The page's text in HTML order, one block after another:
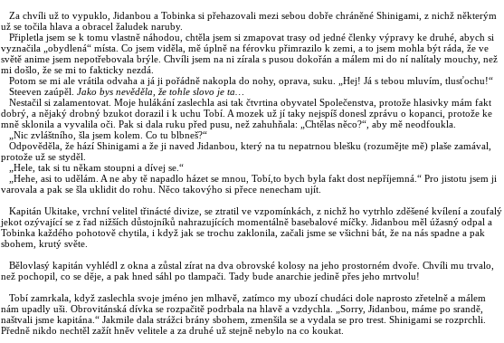
Za chvíli už to vypuklo, Jidanbou a Tobinka si přehazovali mezi sebou dobře chráněné Shinigami, z nichž některým
už se točila hlava a obracel žaludek naruby.
Připletla jsem se k tomu vlastně náhodou, chtěla jsem si zmapovat trasy od jedné členky výpravy ke druhé, abych si
vyznačila „obydlená“ místa. Co jsem viděla, mě úplně na férovku přimrazilo k zemi, a to jsem mohla být ráda, že ve
světě anime jsem nepotřebovala brýle. Chvíli jsem na ni zírala s pusou dokořán a málem mi do ní nalítaly mouchy, než
mi došlo, že se mi to fakticky nezdá.
Potom se mi ale vrátila odvaha a já ji pořádně nakopla do nohy, oprava, suku. „Hej! Já s tebou mluvím, tlusťochu!“
Steeven zaúpěl. Jako bys nevěděla, že tohle slovo je ta…
Nestačil si zalamentovat. Moje hulákání zaslechla asi tak čtvrtina obyvatel Společenstva, protože hlasivky mám fakt
dobrý, a nějaký drobný bzukot dorazil i k uchu Tobí. A mozek už jí taky nejspíš donesl zprávu o kopanci, protože ke
mně sklonila a vyvalila oči. Pak si dala ruku před pusu, než zahuhňala: „Chtělas něco?“, aby mě neodfoukla.
„Nic zvláštního, šla jsem kolem. Co tu blbneš?“
Odpověděla, že hází Shinigami a že ji naved Jidanbou, který na tu nepatrnou blešku (rozumějte mě) plaše zamával,
protože už se styděl.
„Hele, tak si tu někam stoupni a dívej se.“
„Hehe, asi to udělám. A ne aby tě napadlo házet se mnou, Tobí,to bych byla fakt dost nepříjemná.“ Pro jistotu jsem ji
varovala a pak se šla uklidit do rohu. Něco takovýho si přece nenecham ujít.
Kapitán Ukitake, vrchní velitel třinácté divize, se ztratil ve vzpomínkách, z nichž ho vytrhlo zděšené kvílení a zoufalý
jekot ozývající se z řad nižších důstojníků nahrazujících momentálně basebalové míčky. Jidanbou měl úžasný odpal a
Tobinka každého pohotově chytila, i když jak se trochu zaklonila, začali jsme se všichni bát, že na nás spadne a pak
sbohem, krutý světe.
Bělovlasý kapitán vyhlédl z okna a zůstal zírat na dva obrovské kolosy na jeho prostorném dvoře. Chvíli mu trvalo,
než pochopil, co se děje, a pak hned sáhl po tlampači. Tady bude anarchie jedině přes jeho mrtvolu!
Tobí zamrkala, když zaslechla svoje jméno jen mlhavě, zatímco my ubozí chudáci dole naprosto zřetelně a málem
nám upadly uši. Obrovitánská dívka se rozpačitě podrbala na hlavě a vzdychla. „Sorry, Jidanbou, máme po srandě,
naštvali jsme kapitána.“ Jakmile dala strážci brány sbohem, zmenšila se a vydala se pro trest. Shinigami se rozprchli.
Předně nikdo nechtěl zažít hněv velitele a za druhé už stejně nebylo na co koukat.